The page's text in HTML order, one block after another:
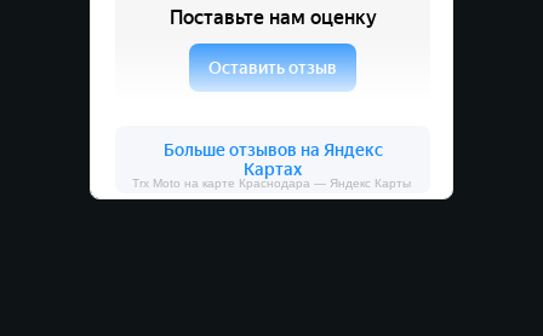
Trx Moto на карте Краснодара — Яндекс Карты